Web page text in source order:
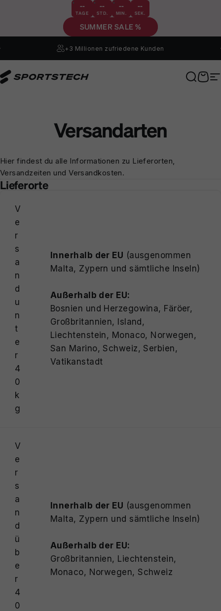
--
TAGE
--
STD.
--
MIN.
--
SEK.
SUMMER SALE %
+3 Millionen zufriedene Kunden
Sportstech Suche
Versandarten
Hier findest du alle Informationen zu Lieferorten,
Versandzeiten und Versandkosten.
Lieferorte
V
e
r
s
a
n
d
u
n
t
e
r
4
0
k
g
Innerhalb der EU (ausgenommen
Malta, Zypern und sämtliche Inseln)
Außerhalb der EU:
Bosnien und Herzegowina, Färöer,
Großbritannien, Island,
Liechtenstein, Monaco, Norwegen,
San Marino, Schweiz, Serbien,
Vatikanstadt
V
e
r
s
a
n
d
ü
b
e
r
4
0
Innerhalb der EU (ausgenommen
Malta, Zypern und sämtliche Inseln)
Außerhalb der EU:
Großbritannien, Liechtenstein,
Monaco, Norwegen, Schweiz